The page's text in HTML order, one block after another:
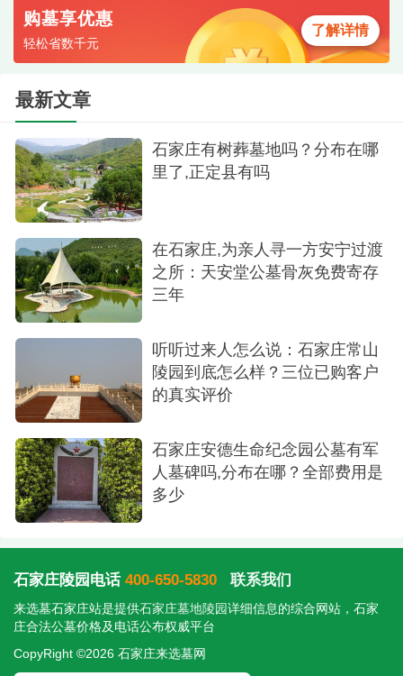
墓碑
二、石家庄骨灰寄存收费标准是多少？
骨灰寄存的费用根据场所不同有所差异，总体
而言非常惠民。
殡仪馆（火葬场）：费用相对最低，约为每年
50元左右。具体费用需咨询当地火葬场。
经营性陵园：费用略高于殡仪馆，大致区间为
每年50元至100元。部分陵园为吸引客户，会推出首
年免费或阶段性免费的优惠政策，长期寄存的后续
费用也较为合理。
低廉。长期安放或为购墓做准备建议选择经营性陵
合性价比更高。
购墓享优惠
轻松省数千元
了解详情
最新文章
石家庄有树葬墓地吗？分布在哪
里了,正定县有吗
在石家庄,为亲人寻一方安宁过渡
之所：天安堂公墓骨灰免费寄存
三年
听听过来人怎么说：石家庄常山
陵园到底怎么样？三位已购客户
的真实评价
石家庄安德生命纪念园公墓有军
人墓碑吗,分布在哪？全部费用是
多少
石家庄陵园电话 400-650-5830 联系我们
来选墓石家庄站是提供石家庄墓地陵园 详细信息的综合网站，石家
庄合法公墓价格及电话公布权威平台
CopyRight ©2026 石家庄来选墓网